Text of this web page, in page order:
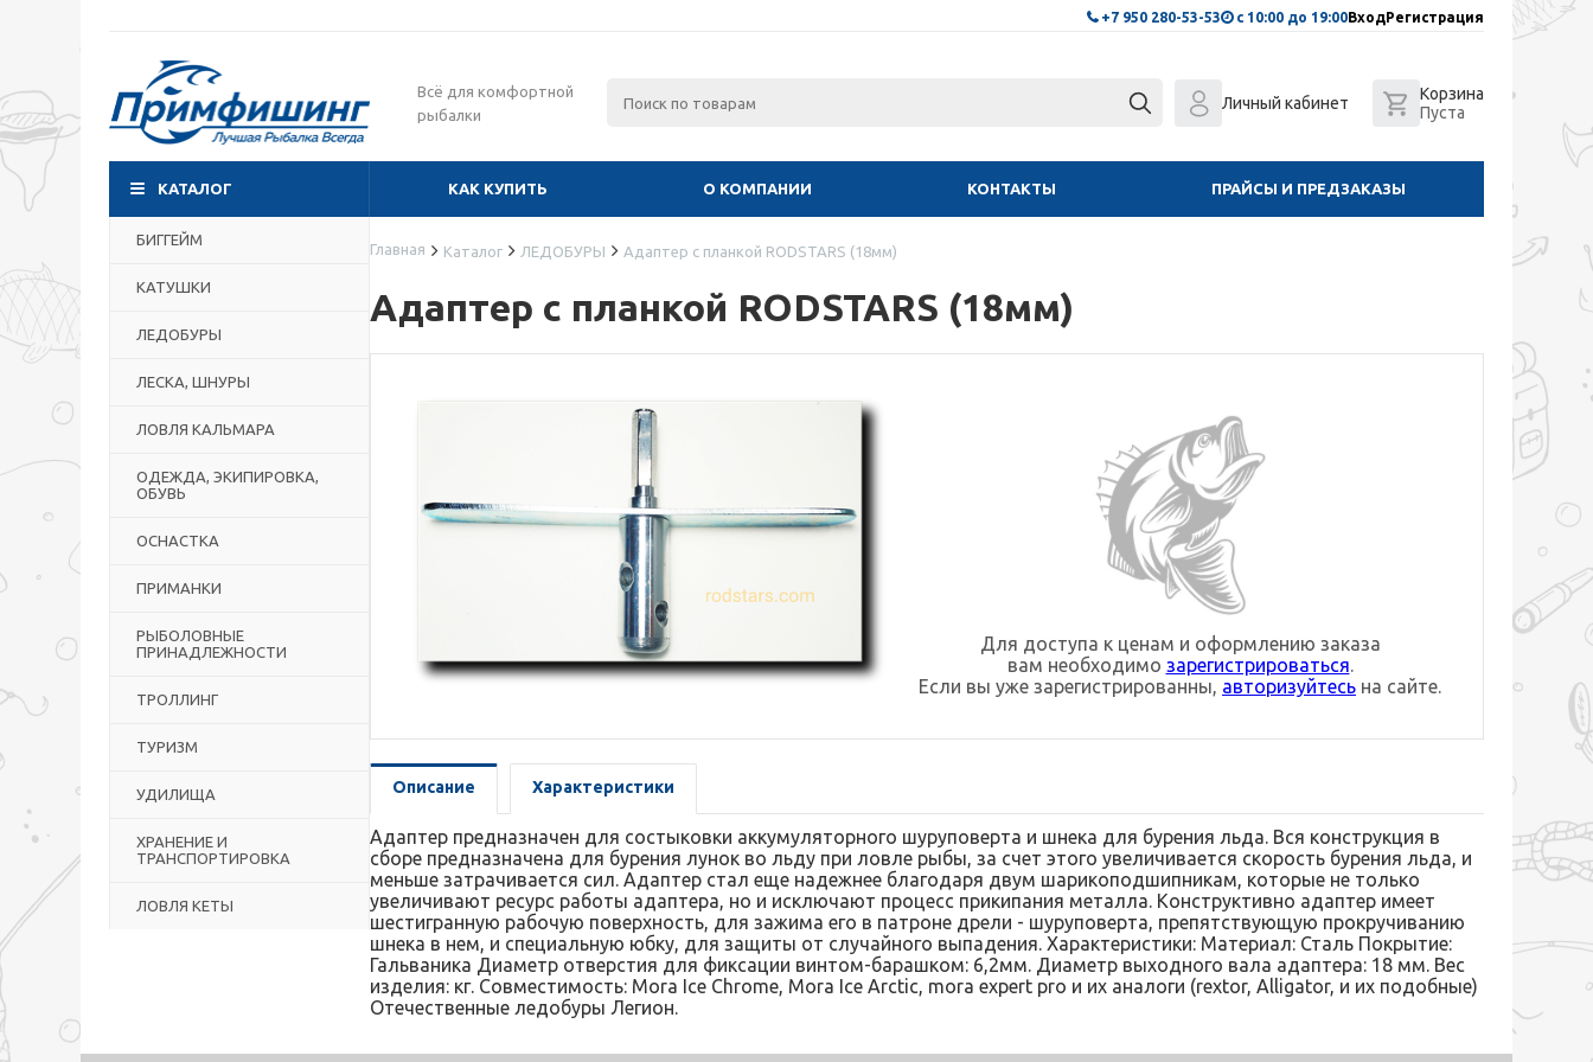
+7 950 280-53-53 с 10:00 до 19:00ВходРегистрация
Всё для комфортной
рыбалки
Личный кабинет
Корзина
Пуста
КАТАЛОГ КАК КУПИТЬ О КОМПАНИИ КОНТАКТЫ ПРАЙСЫ И ПРЕДЗАКАЗЫ
БИГГЕЙМ
КАТУШКИ
ЛЕДОБУРЫ
ЛЕСКА, ШНУРЫ
ЛОВЛЯ КАЛЬМАРА
ОДЕЖДА, ЭКИПИРОВКА,
ОБУВЬ
ОСНАСТКА
ПРИМАНКИ
РЫБОЛОВНЫЕ
ПРИНАДЛЕЖНОСТИ
ТРОЛЛИНГ
ТУРИЗМ
УДИЛИЩА
ХРАНЕНИЕ И
ТРАНСПОРТИРОВКА
ЛОВЛЯ КЕТЫ
Главная Каталог ЛЕДОБУРЫ Адаптер с планкой RODSTARS (18мм)
Адаптер с планкой RODSTARS (18мм)
Для доступа к ценам и оформлению заказа
вам необходимо зарегистрироваться.
Если вы уже зарегистрированны, авторизуйтесь на сайте.
Описание Характеристики
Адаптер предназначен для состыковки аккумуляторного шуруповерта и шнека для бурения льда. Вся конструкция в
сборе предназначена для бурения лунок во льду при ловле рыбы, за счет этого увеличивается скорость бурения льда, и
меньше затрачивается сил. Адаптер стал еще надежнее благодаря двум шарикоподшипникам, которые не только
увеличивают ресурс работы адаптера, но и исключают процесс прикипания металла. Конструктивно адаптер имеет
шестигранную рабочую поверхность, для зажима его в патроне дрели - шуруповерта, препятствующую прокручиванию
шнека в нем, и специальную юбку, для защиты от случайного выпадения. Характеристики: Материал: Сталь Покрытие:
Гальваника Диаметр отверстия для фиксации винтом-барашком: 6,2мм. Диаметр выходного вала адаптера: 18 мм. Вес
изделия: кг. Совместимость: Mora Ice Chrome, Mora Ice Arctic, mora expert pro и их аналоги (rextor, Alligator, и их подобные)
Отечественные ледобуры Легион.